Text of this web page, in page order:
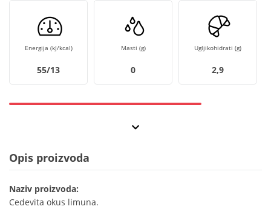
Energija (kJ/kcal)
55/13
Masti (g)
0
Ugljikohidrati (g)
2,9
Opis proizvoda
Naziv proizvoda:
Cedevita okus limuna.